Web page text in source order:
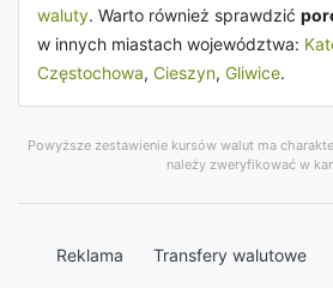
waluty. Warto również sprawdzić
w innych miastach województwa:
Częstochowa, Cieszyn, Gliwice.
Powyższe zestawienie kursów walut ma
należy zweryfikować w
Reklama Transfery walutowe